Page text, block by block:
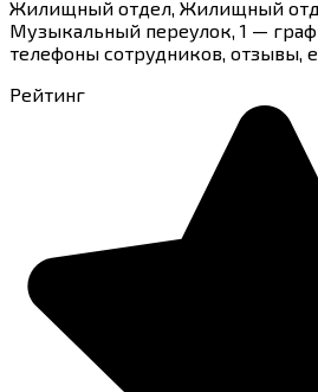
Жилищный отдел, Жилищный
Музыкальный переулок, 1 —
телефоны сотрудников, отзывы,
Рейтинг